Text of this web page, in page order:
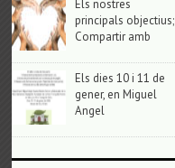
Els nostres
principals objectius;
Compartir amb
Els dies 10 i 11 de
gener, en Miguel
Angel